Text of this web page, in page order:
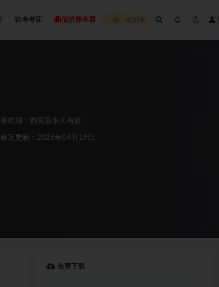
软考考证 低价服务器 成为VIP
有效期：购买后永久有效
最近更新：2026年04月19日
免费下载